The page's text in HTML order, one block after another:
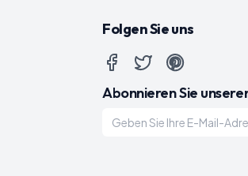
Folgen Sie uns
Abonnieren Sie